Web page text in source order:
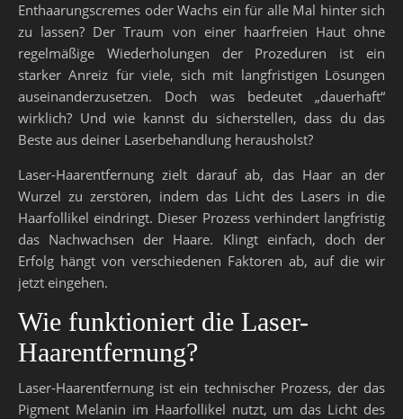
Enthaarungscremes oder Wachs ein für alle Mal hinter sich
zu lassen? Der Traum von einer haarfreien Haut ohne
regelmäßige Wiederholungen der Prozeduren ist ein
starker Anreiz für viele, sich mit langfristigen Lösungen
auseinanderzusetzen. Doch was bedeutet „dauerhaft“
wirklich? Und wie kannst du sicherstellen, dass du das
Beste aus deiner Laserbehandlung herausholst?
Laser-Haarentfernung zielt darauf ab, das Haar an der
Wurzel zu zerstören, indem das Licht des Lasers in die
Haarfollikel eindringt. Dieser Prozess verhindert langfristig
das Nachwachsen der Haare. Klingt einfach, doch der
Erfolg hängt von verschiedenen Faktoren ab, auf die wir
jetzt eingehen.
Wie funktioniert die Laser-
Haarentfernung?
Laser-Haarentfernung ist ein technischer Prozess, der das
Pigment Melanin im Haarfollikel nutzt, um das Licht des